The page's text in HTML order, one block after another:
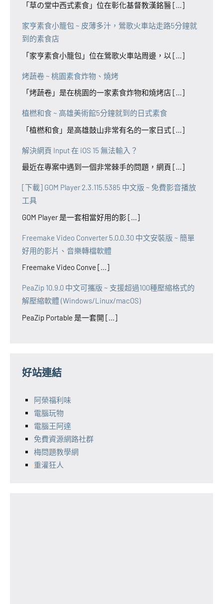
「草の堂中西式素食」位在彰化基督教漢銘醫 [...]
家亨素食小籠包 ~ 皮薄多汁，鶯歌火車站走路5分鐘就
到的素食店
「家亨素食小籠包」位在鶯歌火車站周邊，以 [...]
烤蔬卷 ~ 桃園素食炸物、燒烤
「烤蔬卷」是在桃園的一家素食炸物和燒烤店 [...]
植橪和食 ~ 高雄美術館5分鐘就到的日式素食
「植橪和食」是高雄鼓山非常有名的一家日式 [...]
解決網頁 Input 在 iOS 15 無法輸入？
最近在專案中遇到一個非常棘手的問題，網頁 [...]
[下載] GOM Player 2.3.115.5385 中文版 ~ 免費影音播放
工具
GOM Player 是一套相當好用的影 [...]
Freemake Video Converter 5.0.0.30 中文安裝版 ~ 簡單
好用的影片、音樂轉檔軟體
Freemake Video Conve [...]
PeaZip 10.9.0 中文可攜版 ~ 支援超過100種壓縮格式的
解壓縮軟體 (Windows/Linux/macOS)
PeaZip Portable 是一套開 [...]
好站連結
阿榮福利味
電腦玩物
電腦王阿達
免費資源網路社群
梅問題教學網
重灌狂人